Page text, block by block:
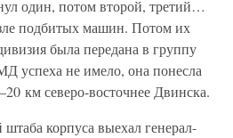
один, потом второй, третий…
подбитых машин. Потом их
была передана в группу
успеха не имело, она понесла
км северо-восточнее Двинска.
корпуса выехал генерал-